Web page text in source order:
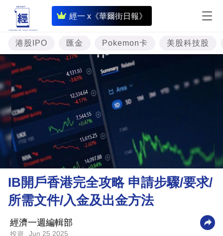
經一 x《華爾街日報》
即
時
財
經
專
題
投
資
樓
市
理
財
商
業
港股IPO 匯金 Pokemon卡 美股科技股
IB開戶香港完全攻略 申請步驟/要求/
所需文件/入金及出金方法
經濟一週編輯部
投資 Jun 25 2025